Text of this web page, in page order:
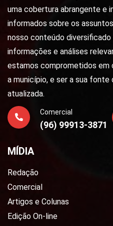
uma cobertura abrangente e
informados sobre os
nosso conteúdo diversificado
informações e análises
estamos comprometidos em
a município, e ser a sua
atualizada.
Comercial
(96) 99913-3871
MÍDIA
Redação
Comercial
Artigos e Colunas
Edição On-line